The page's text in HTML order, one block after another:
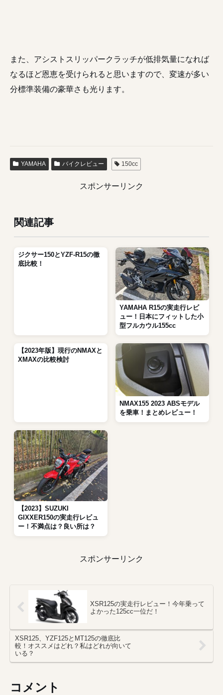
また、アシストスリッパークラッチが低排気量になれば
なるほど恩恵を受けられると思いますので、変速が多い
分標準装備の豪華さも光ります。
YAMAHA バイクレビュー 150cc
スポンサーリンク
関連記事
ジクサー150とYZF-R15の徹
底比較！
YAMAHA R15の実走行レビ
ュー！日本にフィットした小
型フルカウル155cc
【2023年版】現行のNMAXと
XMAXの比較検討
NMAX155 2023 ABSモデル
を乗車！まとめレビュー！
【2023】SUZUKI
GIXXER150の実走行レビュ
ー！不満点は？良い所は？
スポンサーリンク
XSR125の実走行レビュー！今年乗って
よかった125cc一位だ！
XSR125、YZF125とMT125の徹底比
較！オススメはどれ？私はどれが向いて
いる？
コメント